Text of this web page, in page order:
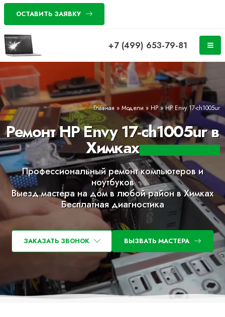
ОСТАВИТЬ ЗАЯВКУ
+7 (499) 653-79-81
Главная » Модели » HP »HP Envy 17-ch1005ur
Ремонт HP Envy 17-ch1005ur в
Химках
Профессиональный ремонт компьютеров и
ноутбуков
Выезд мастера на дом в любой район в Химках
Бесплатная диагностика
ЗАКАЗАТЬ ЗВОНОК ВЫЗВАТЬ МАСТЕРА